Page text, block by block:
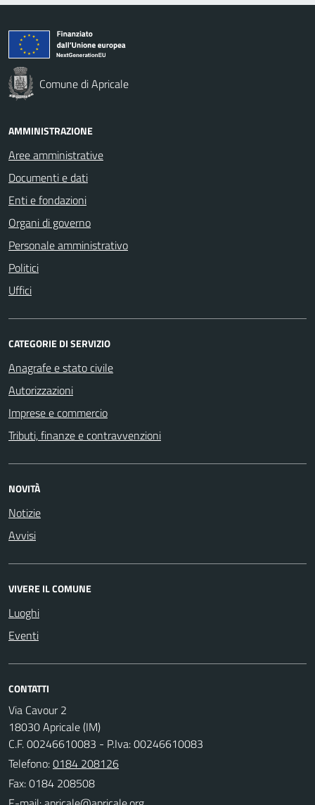
Comune di Apricale
AMMINISTRAZIONE
Aree amministrative
Documenti e dati
Enti e fondazioni
Organi di governo
Personale amministrativo
Politici
Uffici
CATEGORIE DI SERVIZIO
Anagrafe e stato civile
Autorizzazioni
Imprese e commercio
Tributi, finanze e contravvenzioni
NOVITÀ
Notizie
Avvisi
VIVERE IL COMUNE
Luoghi
Eventi
CONTATTI
Via Cavour 2
18030 Apricale (IM)
C.F. 00246610083 - P.Iva: 00246610083
Telefono:0184 208126
Fax: 0184 208508